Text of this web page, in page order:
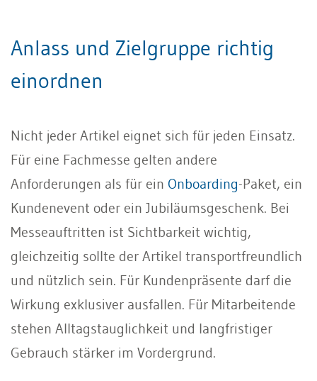
Anlass und Zielgruppe richtig
einordnen
Nicht jeder Artikel eignet sich für jeden Einsatz.
Für eine Fachmesse gelten andere
Anforderungen als für ein Onboarding-Paket, ein
Kundenevent oder ein Jubiläumsgeschenk. Bei
Messeauftritten ist Sichtbarkeit wichtig,
gleichzeitig sollte der Artikel transportfreundlich
und nützlich sein. Für Kundenpräsente darf die
Wirkung exklusiver ausfallen. Für Mitarbeitende
stehen Alltagstauglichkeit und langfristiger
Gebrauch stärker im Vordergrund.